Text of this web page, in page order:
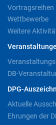
Vortragsreihen
Wettbewerbe
Weitere
DB-
DPG-
Aktuelle
Ehrungen der